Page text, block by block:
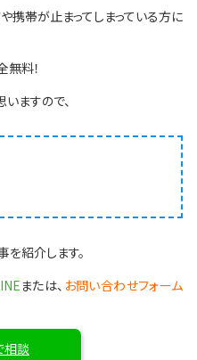
携帯が止まってしまっている方に
無料！
ますので、
紹介します。
または、 お問い合わせフォーム
相談